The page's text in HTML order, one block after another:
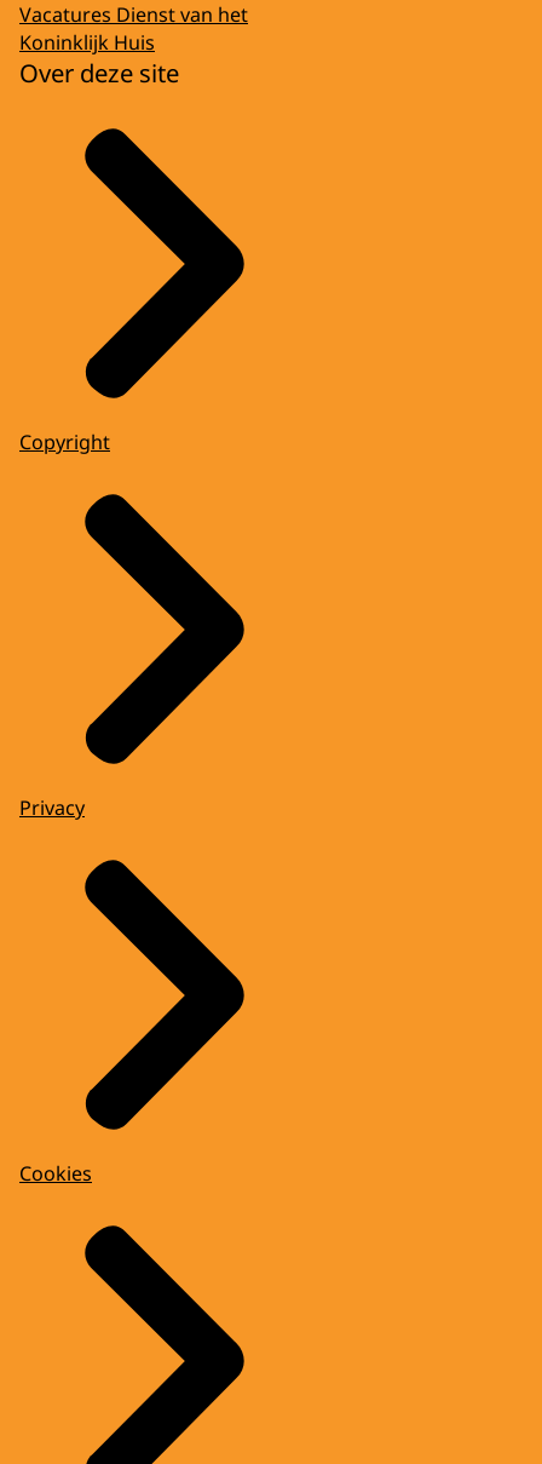
Vacatures Dienst van het
Koninklijk Huis
Over deze site
Copyright
Privacy
Cookies